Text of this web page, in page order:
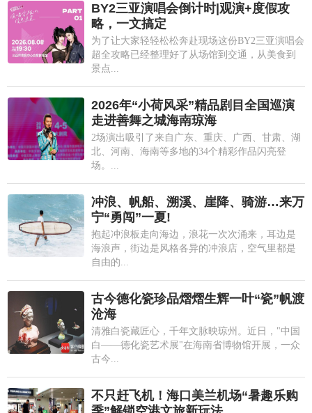
BY2三亚演唱会倒计时|观演+度假攻
略，一文搞定
为了让大家轻轻松松奔赴现场这份BY2三亚演唱会
超全攻略已经整理好了从场馆到交通，从美食到
景点...
2026年“小荷风采”精品剧目全国巡演
走进善舞之城海南琼海
2场演出吸引了来自广东、重庆、广西、甘肃、湖
北、河南、海南等多地的34个精彩作品闪亮登
场。...
冲浪、帆船、溯溪、崖降、骑游…来万
宁“勇闯”一夏!
抱起冲浪板走向海边，浪花一次次涌来，耳边是
海浪声，街边是风格各异的冲浪店，空气里都是
自由的...
古今德化瓷珍品熠熠生辉一叶“瓷”帆渡
沧海
清雅白瓷藏匠心，千年文脉映琼州。近日，"中国
白——德化瓷艺术展"在海南省博物馆开展，一众
古今...
不只赶飞机！海口美兰机场“暑趣乐购